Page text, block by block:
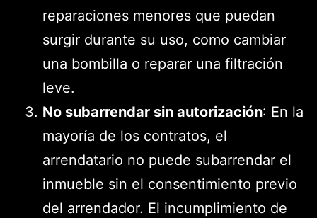
reparaciones menores que puedan
surgir durante su uso, como cambiar
una bombilla o reparar una filtración
leve.
No subarrendar sin autorización: En la
mayoría de los contratos, el
arrendatario no puede subarrendar el
inmueble sin el consentimiento previo
del arrendador. El incumplimiento de